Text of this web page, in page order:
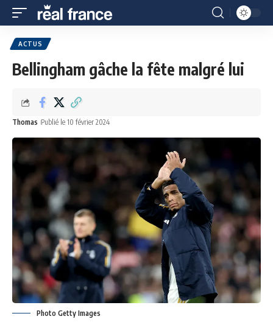
ACTUS
Bellingham gâche la fête malgré lui
Thomas Publié le 10 février 2024
Photo Getty Images